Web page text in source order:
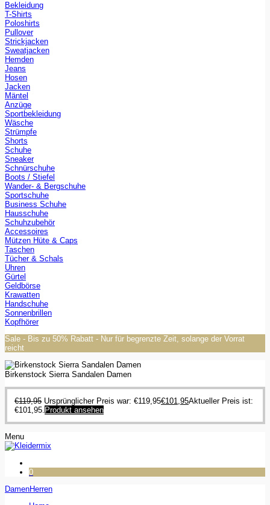
Bekleidung
T-Shirts
Poloshirts
Pullover
Strickjacken
Sweatjacken
Hemden
Jeans
Hosen
Jacken
Mäntel
Anzüge
Sportbekleidung
Wäsche
Strümpfe
Shorts
Schuhe
Sneaker
Schnürschuhe
Boots / Stiefel
Wander- & Bergschuhe
Sportschuhe
Business Schuhe
Hausschuhe
Schuhzubehör
Accessoires
Mützen Hüte & Caps
Taschen
Tücher & Schals
Uhren
Gürtel
Geldbörse
Krawatten
Handschuhe
Sonnenbrillen
Kopfhörer
Sale - Bis zu 50% Rabatt - Nur für begrenzte Zeit, solange der Vorrat
reicht
Birkenstock Sierra Sandalen Damen
€119,95 Ursprünglicher Preis war: €119,95€101,95Aktueller Preis ist:
€101,95. Produkt ansehen
Menu
0
DamenHerren